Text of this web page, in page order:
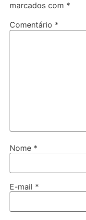
marcados com *
Comentário *
Nome *
E-mail *